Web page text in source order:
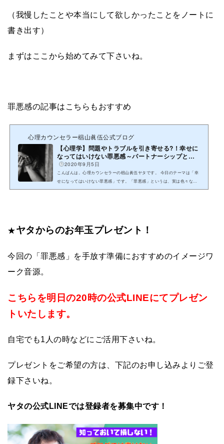
（我慢したことや本当にして欲しかったことをノートに
書き出す）
まずはここから始めてみて下さいね。
罪悪感の記事はこちらもおすすめ
心理カウンセラー椙山眞伍公式ブログ
【心理学】問題やトラブルを引き寄せる?！幸せに
なってはいけない罪悪感～パートナーシップと罪
悪感の関...
2020年9月5日
こんばんは。心理カウンセラーの椙山眞伍ヤタです。 今日のテーマは「幸
せになってはいけない罪悪感」です。「罪悪感」というは、実は色々なパ
ターンがあり、そのパターンも複雑で問題の影に、様々な罪悪感...
★ヤタからのお年玉プレゼント！
今回の「罪悪感」を手放す準備におすすめのイメージワ
ーク音源。
こちらを明日の20時の公式LINEにてプレゼン
トいたします。
自宅でも1人の時などにご活用下さいね。
プレゼントをご希望の方は、下記のお申し込みよりご登
録下さいね。
ヤタの公式LINEでは登録者を募集中です！